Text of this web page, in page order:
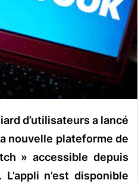
d’utilisateurs a lancé
nouvelle plateforme de
» accessible depuis
L’appli n’est disponible